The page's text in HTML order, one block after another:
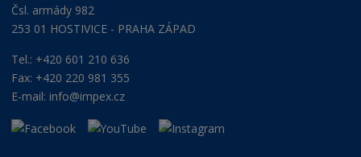
Čsl. armády 982
253 01 HOSTIVICE - PRAHA ZÁPAD
Tel.: +420 601 210 636
Fax: +420 220 981 355
E-mail: info@impex.cz